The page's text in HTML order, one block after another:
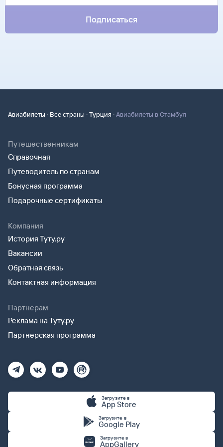
Подписаться
Авиабилеты · Все страны ·Турция ·Авиабилеты в Стамбул
Путешественникам
Справочная
Путеводитель по странам
Бонусная программа
Подарочные сертификаты
Компания
История Туту.ру
Вакансии
Обратная связь
Контактная информация
Партнерам
Реклама на Туту.ру
Партнерская программа
Загрузите в
App Store
Загрузите в
Google Play
Загрузите в
AppGallery